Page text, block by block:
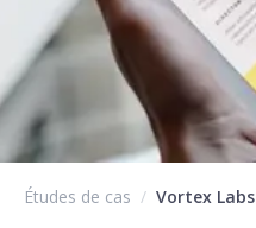
Études de cas / Vortex Labs